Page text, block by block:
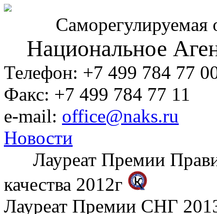
Саморегулируемая
Национальное
Телефон: +7 499 784 77
Факс: +7 499 784 77 11
e-mail: office@naks.ru
Новости
Лауреат Премии
качества 2012г
Лауреат Премии СНГ